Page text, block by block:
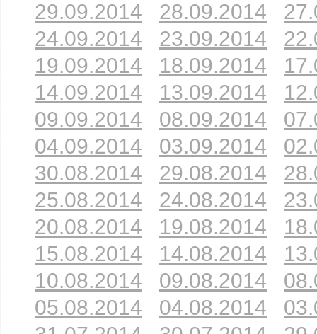
29.09.2014 28.09.2014
24.09.2014
23.09.2014
19.09.2014
18.09.2014
14.09.2014
13.09.2014
09.09.2014
08.09.2014
04.09.2014
03.09.2014
30.08.2014
29.08.2014
25.08.2014
24.08.2014
20.08.2014
19.08.2014
15.08.2014
14.08.2014
10.08.2014
09.08.2014
05.08.2014
04.08.2014